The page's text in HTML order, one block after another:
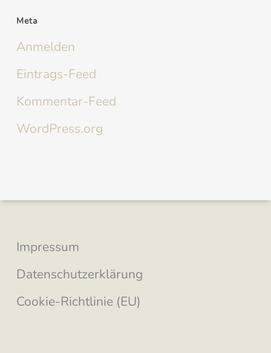
Meta
Anmelden
Eintrags-Feed
Kommentar-Feed
WordPress.org
Impressum
Datenschutzerklärung
Cookie-Richtlinie (EU)